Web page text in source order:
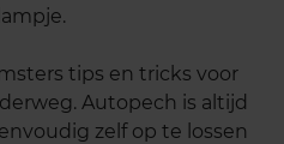
tips en tricks voor
Autopech is altijd
zelf op te lossen